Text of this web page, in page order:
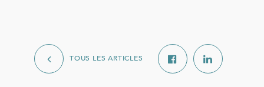
TOUS LES ARTICLES